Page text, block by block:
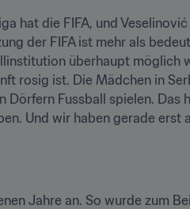
hat die FIFA, und
der FIFA ist mehr als
überhaupt möglich
rosig ist. Die Mädchen in
Fussball spielen. Das
Und wir haben gerade erst
Jahre an. So wurde zum